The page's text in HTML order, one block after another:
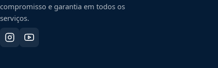
compromisso e garantia em todos os
serviços.